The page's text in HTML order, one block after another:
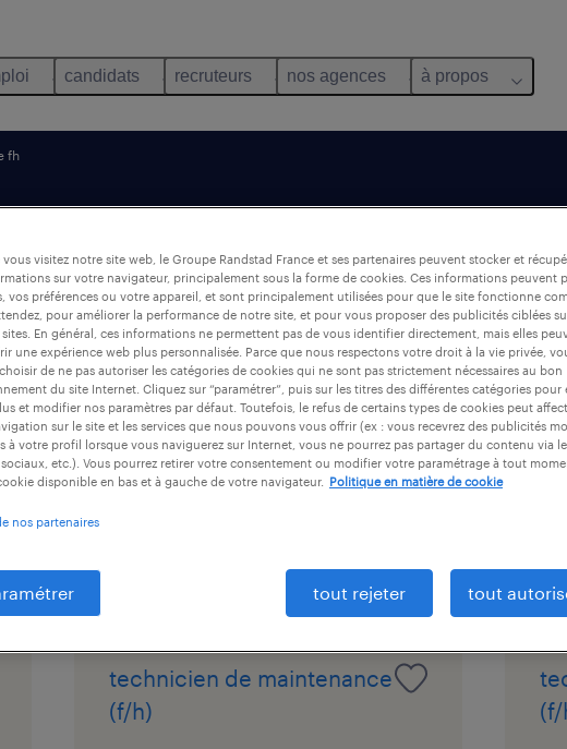
candidats recruteurs nos agences à propos
fh
n'est plus
vous intéresser.
technicien de maintenance
(f/h)
(f/
vous visitez notre site web, le Groupe Randstad France et ses partenaires peuvent stocker et
sur votre navigateur, principalement sous la forme de cookies. Ces informations peuvent
vos préférences ou votre appareil, et sont principalement utilisées pour que le site fonctionne
pour améliorer la performance de notre site, et pour vous proposer des publicités ciblées
sites. En général, ces informations ne permettent pas de vous identifier directement, mais elles
une expérience web plus personnalisée. Parce que nous respectons votre droit à la vie privée,
de ne pas autoriser les catégories de cookies qui ne sont pas strictement nécessaires au bon
du site Internet. Cliquez sur “paramétrer”, puis sur les titres des différentes catégories pour
et modifier nos paramètres par défaut. Toutefois, le refus de certains types de cookies peut
sur le site et les services que nous pouvons vous offrir (ex : vous recevrez des publicités
à votre profil lorsque vous naviguerez sur Internet, vous ne pourrez pas partager du contenu via
sociaux, etc.). Vous pourrez retirer votre consentement ou modifier votre paramétrage à tout
disponible en bas et à gauche de votre navigateur.
Politique en matière de cookie
nos partenaires
tout rejeter tout